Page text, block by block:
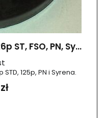
ST, FSO, PN, Sy...
125p, PN i Syrena.